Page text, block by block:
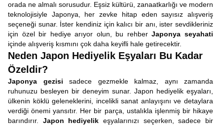
orada ne almalı sorusudur. Eşsiz kültürü, zanaatkarlığı ve modern
teknolojisiyle Japonya, her zevke hitap eden sayısız alışveriş
seçeneği sunar. İster kendiniz için kalıcı bir anı, ister sevdikleriniz
için özel bir hediye arıyor olun, bu rehberJaponya seyahati
içinde alışveriş kısmını çok daha keyifli hale getirecektir.
Neden Japon Hediyelik Eşyaları Bu Kadar
Özeldir?
Japonya gezisi sadece gezmekle kalmaz, aynı zamanda
ruhunuzu besleyen bir deneyim sunar. Japon hediyelik eşyaları,
ülkenin köklü geleneklerini, incelikli sanat anlayışını ve detaylara
verdiği önemi yansıtır. Her bir parça, ustalıkla işlenmiş bir hikaye
barındırır. Japon hediyelik eşyalarınızı seçerken, sadece bir